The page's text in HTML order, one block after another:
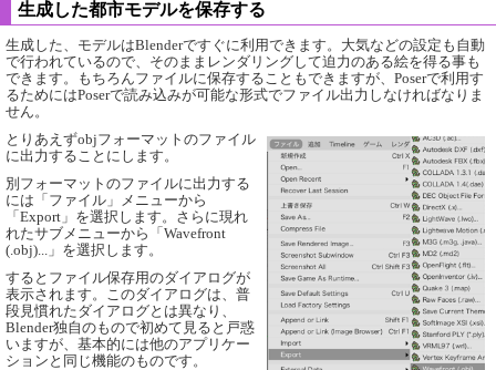
生成した都市モデルを保存する
生成した、モデルはBlenderですぐに利用できます。大気などの設定も自動
で行われているので、そのままレンダリングして迫力のある絵を得る事も
できます。もちろんファイルに保存することもできますが、Poserで利用す
るためにはPoserで読み込みが可能な形式でファイル出力しなければなりま
せん。
とりあえずobjフォーマットのファイル
に出力することにします。
別フォーマットのファイルに出力する
には「ファイル」メニューから
「Export」を選択します。さらに現れ
れたサブメニューから「Wavefront
(.obj)...」を選択します。
するとファイル保存用のダイアログが
表示されます。このダイアログは、普
段見慣れたダイアログとは異なり、
Blender独自のもので初めて見ると戸惑
いますが、基本的には他のアプリケー
ションと同じ機能のものです。